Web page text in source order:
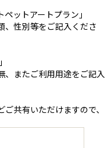
ットアートプラン」
、性別等をご記入くださ
、またご利用用途をご記入
共有いただけますので、